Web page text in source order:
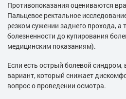
Противопоказания оцениваются
Пальцевое ректальное
резком сужении заднего прохода,
болезненности до купирования
медицинским показаниям).
Если есть острый болевой
вариант, который снижает
вопрос о проведении осмотра.